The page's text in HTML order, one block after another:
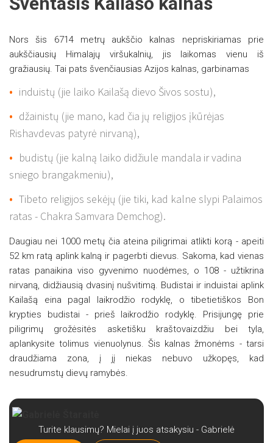
Nors šis 6714 metrų aukščio kalnas nepriskiriamas prie
aukščiausių Himalajų viršukalnių, jis laikomas vienu iš
gražiausių. Tai pats švenčiausias Azijos kalnas, garbinamas
induistų (jie laiko Kailašą dievo Šivos sostu),
džainistų (jie mano, kad čia jų religijos įkūrėjas
Rishavdevas patyrė nirvaną),
budistų (jie kalną laiko didžiule mandala ir vadina
sniego brangakmeniu),
Tibeto religijos sekėjų (jie tiki, kad kalne slypi Palaimos
ratas - Chakra Samvara Demchog).
Daugiau nei 1000 metų čia ateina piligrimai atlikti korą - apeiti
52 km ratą aplink kalną ir pagerbti dievus. Sakoma, kad vienas
ratas panaikina viso gyvenimo nuodėmes, o 108 - užtikrina
nirvaną, didžiausią dvasinį nušvitimą. Budistai ir induistai aplink
Kailašą eina pagal laikrodžio rodyklę, o tibetietiškos Bon
krypties budistai - prieš laikrodžio rodyklę. Prisijungę prie
piligrimų grožėsitės asketišku kraštovaizdžiu bei tyla,
aplankysite tolimus vienuolynus. Šis kalnas žmonėms - tarsi
draudžiama zona, į jį niekas nebuvo užkopęs, kad
nesudrumstų dievų ramybės.
Turite klausimų? Mielai į juos atsakysiu - Gabrielė